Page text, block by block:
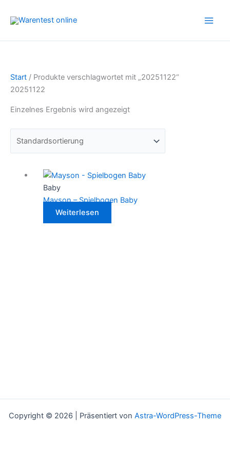
Inhalt
Start / Produkte verschlagwortet mit „20251122“
20251122
Einzelnes Ergebnis wird angezeigt
Baby
Mayson – Spielbogen Baby
Weiterlesen
Copyright © 2026 | Präsentiert von Astra-WordPress-Theme